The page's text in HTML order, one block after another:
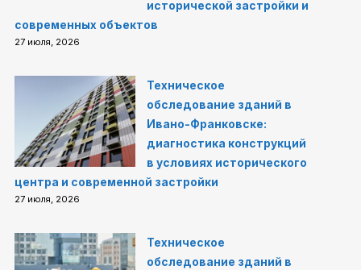
исторической застройки и
современных объектов
27 июля, 2026
Техническое
обследование зданий в
Ивано-Франковске:
диагностика конструкций
в условиях исторического
центра и современной застройки
27 июля, 2026
Техническое
обследование зданий в